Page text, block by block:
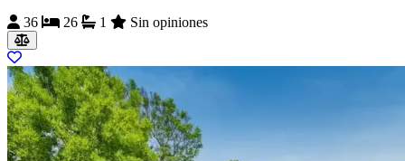
36
26 1 Sin opiniones